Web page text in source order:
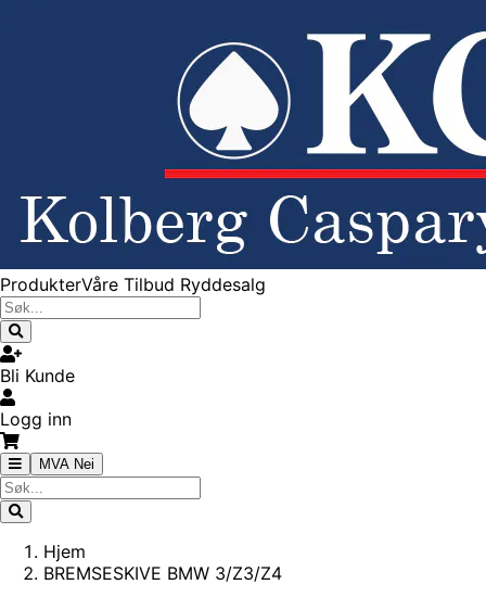
ProdukterVåre Tilbud Ryddesalg
Bli Kunde
Logg inn
MVA Nei
Hjem
BREMSESKIVE BMW 3/Z3/Z4